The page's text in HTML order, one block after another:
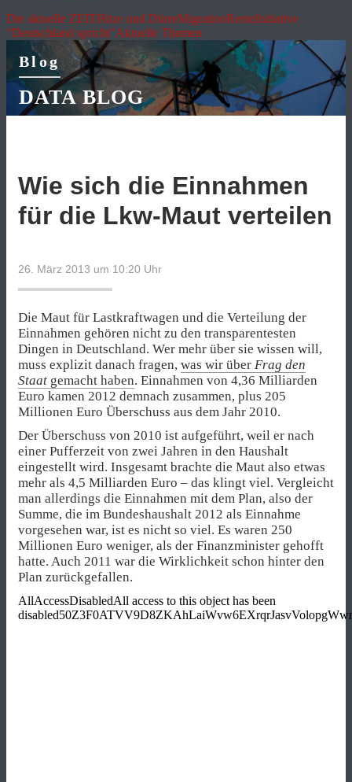
Die aktuelle ZEITHitze und DürreMigrationRenteInitiative
"Deutschland spricht"Aktuelle Themen
Blog
DATA BLOG
Wie sich die Einnahmen
für die Lkw-Maut verteilen
26. März 2013 um 10:20 Uhr
Die Maut für Lastkraftwagen und die Verteilung der
Einnahmen gehören nicht zu den transparentesten
Dingen in Deutschland. Wer mehr über sie wissen will,
muss explizit danach fragen, was wir über Frag den
Staat gemacht haben. Einnahmen von 4,36 Milliarden
Euro kamen 2012 demnach zusammen, plus 205
Millionen Euro Überschuss aus dem Jahr 2010.
Der Überschuss von 2010 ist aufgeführt, weil er nach
einer Pufferzeit von zwei Jahren in den Haushalt
eingestellt wird. Insgesamt brachte die Maut also etwas
mehr als 4,5 Milliarden Euro – das klingt viel. Vergleicht
man allerdings die Einnahmen mit dem Plan, also der
Summe, die im Bundeshaushalt 2012 als Einnahme
vorgesehen war, ist es nicht so viel. Es waren 250
Millionen Euro weniger, als der Finanzminister gehofft
hatte. Auch 2011 war die Wirklichkeit schon hinter den
Plan zurückgefallen.